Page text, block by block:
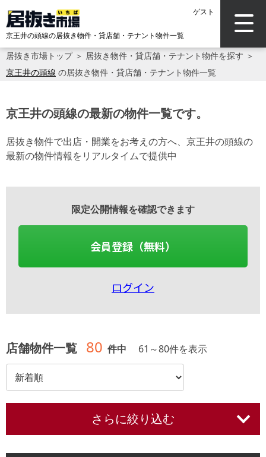
ゲスト
京王井の頭線の居抜き物件・貸店舗・テナント物件一覧
居抜き市場トップ＞ 居抜き物件・貸店舗・テナント物件を探す ＞
京王井の頭線 の居抜き物件・貸店舗・テナント物件一覧
京王井の頭線の最新の物件一覧です。
居抜き物件で出店・開業をお考えの方へ、京王井の頭線の
最新の物件情報をリアルタイムで提供中
限定公開情報を確認できます
会員登録（無料）
ログイン
店舗物件一覧 80 件中 61 ～80件を表示
さらに絞り込む